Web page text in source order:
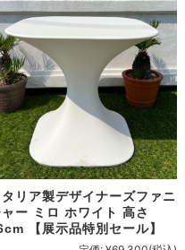
タリア製デザイナーズファニ
ー ミロ ホワイト 高さ
【展示品特別セール】